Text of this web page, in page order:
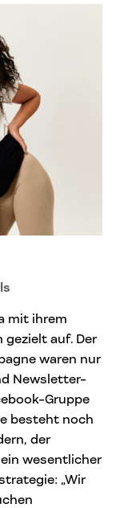
mit ihrem
auf. Der
waren nur
Newsletter-
Gruppe
besteht noch
der
wesentlicher
„Wir